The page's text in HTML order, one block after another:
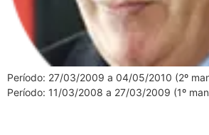
Período: 27/03/2009 a 04/05/2010 (2º
Período: 11/03/2008 a 27/03/2009 (1º